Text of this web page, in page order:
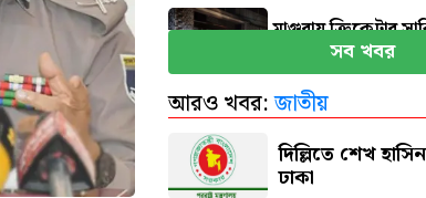
মাগুরায় ক্রিকেটার
নতুন দায়িত্বে
সব খবর
আরও খবর:জাতীয়
দিল্লিতে শেখ
ঢাকা